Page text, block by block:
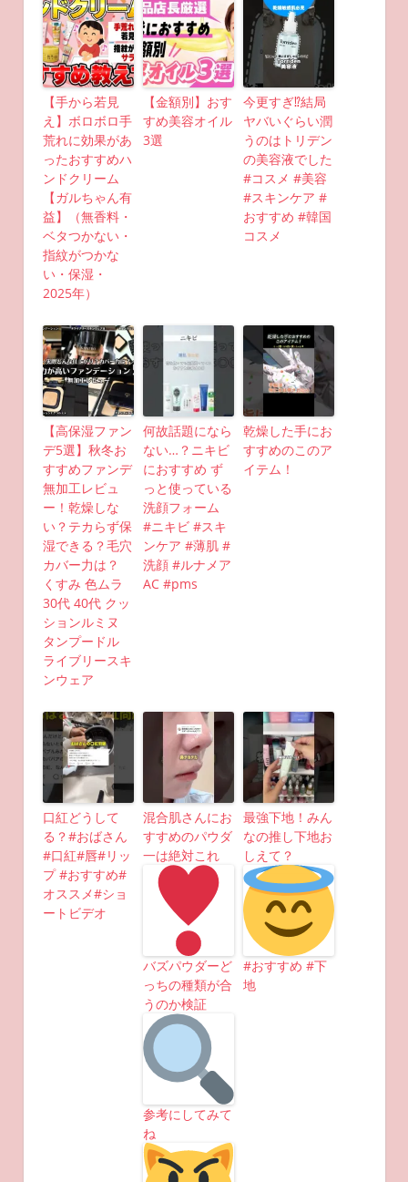
【手から若見
え】ボロボロ手
荒れに効果があ
ったおすすめハ
ンドクリーム
【ガルちゃん有
益】（無香料・
ベタつかない・
指紋がつかな
い・保湿・
2025年）
【金額別】おす
すめ美容オイル
3選
今更すぎ⁉︎結局
ヤバいぐらい潤
うのはトリデン
の美容液でした
#コスメ #美容
#スキンケア #
おすすめ #韓国
コスメ
【高保湿ファン
デ5選】秋冬お
すすめファンデ
無加工レビュ
ー！乾燥しな
い？テカらず保
湿できる？毛穴
カバー力は？
くすみ 色ムラ
30代 40代 クッ
ションルミヌ
タンプードル
ライブリースキ
ンウェア
何故話題になら
ない…？ニキビ
におすすめ ず
っと使っている
洗顔フォーム
#ニキビ #スキ
ンケア #薄肌 #
洗顔 #ルナメア
AC #pms
乾燥した手にお
すすめのこのア
イテム！
口紅どうして
る？#おばさん
#口紅#唇#リッ
プ #おすすめ#
オススメ#ショ
ートビデオ
混合肌さんにお
すすめのパウダ
一は絶対これ
バズパウダーど
っちの種類が合
うのか検証
参考にしてみて
ね
最強下地！みん
なの推し下地お
しえて？
#おすすめ #下
地